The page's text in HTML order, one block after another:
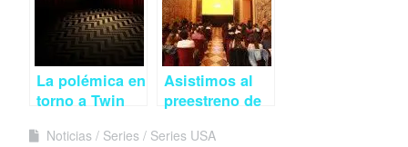
La polémica en
torno a Twin
¿estrategia
Asistimos al
preestreno de
Tronos en el
Noticias Series
Series USA